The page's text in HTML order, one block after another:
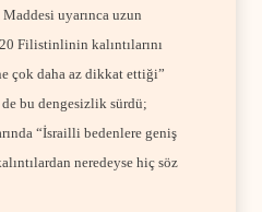
uyarınca uzun
Filistinlinin kalıntılarını
çok daha az dikkat ettiği”
bu dengesizlik sürdü;
“İsrailli bedenlere geniş
neredeyse hiç söz